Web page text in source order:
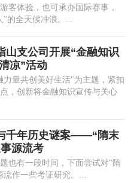
客体验，也可承办国际赛事，
"的全天候冲浪。...
山支公司开展“金融知识
凉”活动
力量共创美好生活"为主题，紧扣
，创新将金融知识宣传与关心
千年历史谜案——“隋末
源流考
也有一段时间，下面尝试对"隋
流作一些考证研究。...